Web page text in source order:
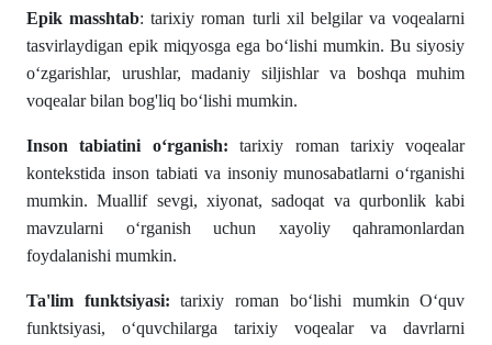
Epik masshtab: tarixiy roman turli xil belgilar va voqealarni
tasvirlaydigan epik miqyosga ega bo‘lishi mumkin. Bu siyosiy
o‘zgarishlar, urushlar, madaniy siljishlar va boshqa muhim
voqealar bilan bog'liq bo‘lishi mumkin.
Inson tabiatini o‘rganish: tarixiy roman tarixiy voqealar
kontekstida inson tabiati va insoniy munosabatlarni o‘rganishi
mumkin. Muallif sevgi, xiyonat, sadoqat va qurbonlik kabi
mavzularni o‘rganish uchun xayoliy qahramonlardan
foydalanishi mumkin.
Ta'lim funktsiyasi: tarixiy roman bo‘lishi mumkin O‘quv
funktsiyasi, o‘quvchilarga tarixiy voqealar va davrlarni